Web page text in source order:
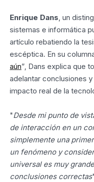
Enrique Dans , un
sistemas e informática
artículo rebatiendo la
escéptica. En su
aún”, Dans explica que
adelantar conclusiones
impacto real de la
"Desde mi punto de
de interacción en un
simplemente una
un fenómeno y
universal es muy
conclusiones correctas